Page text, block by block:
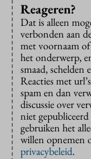
Reageren?
Dat is alleen
verbonden aan
met voornaam
het onderwerp,
smaad,
Reacties met
spam en dan
discussie over
niet
gebruiken het
willen opnemen
privacybeleid.